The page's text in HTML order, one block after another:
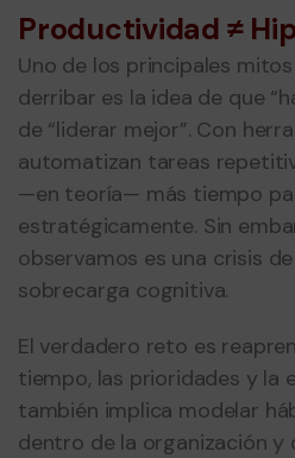
Productividad ≠
Uno de los principales
derribar es la idea de que
de “liderar mejor”. Con
automatizan tareas
—en teoría— más tiempo
estratégicamente. Sin
observamos es una crisis
sobrecarga cognitiva.
El verdadero reto es
tiempo, las prioridades y la
también implica modelar
dentro de la organización y